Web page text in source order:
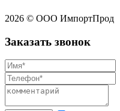
2026 © ООО ИмпортПрод
Заказать звонок